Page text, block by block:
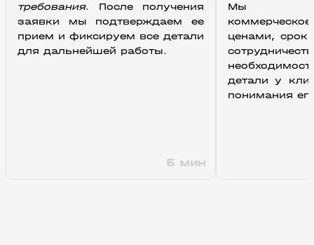
требования. После получения
заявки мы подтверждаем ее
прием и фиксируем все детали
для дальнейшей работы.
5 мин
Мы
ценами,
детали у
понимания